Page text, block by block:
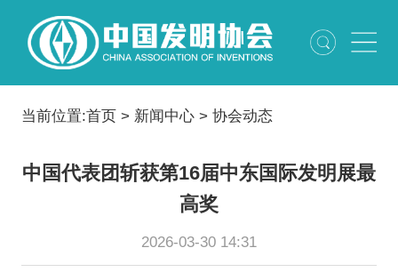
当前位置:首页 > 新闻中心> 协会动态
中国代表团斩获第16届中东国际发明展最
高奖
2026-03-30 14:31